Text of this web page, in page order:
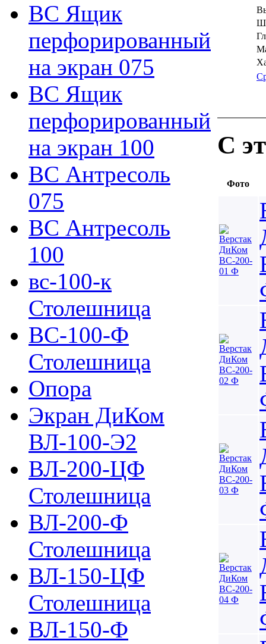
ВС Ящик
перфорированный
на экран 075
ВС Ящик
перфорированный
на экран 100
ВС Антресоль
075
ВС Антресоль
100
вс-100-к
Столешница
ВС-100-Ф
Столешница
Опора
Экран ДиКом
ВЛ-100-Э2
ВЛ-200-ЦФ
Столешница
ВЛ-200-Ф
Столешница
ВЛ-150-ЦФ
Столешница
ВЛ-150-Ф
С
Фото